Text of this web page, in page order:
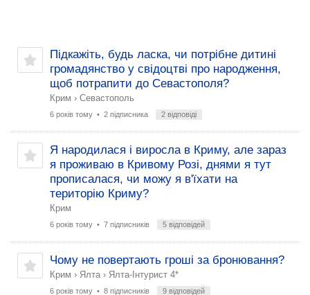
Підкажіть, будь ласка, чи потрібне дитині
громадянство у свідоцтві про народження,
щоб потрапити до Севастополя?
Крим › Севастополь
6 років тому • 2 підписника 2 відповіді
Я народилася і виросла в Криму, але зараз
я проживаю в Кривому Розі, днями я тут
прописалася, чи можу я в'їхати на
територію Криму?
Крим
6 років тому • 7 підписників 5 відповідей
Чому не повертають гроші за бронювання?
Крим › Ялта › Ялта-Інтурист 4*
6 років тому • 8 підписників 9 відповідей